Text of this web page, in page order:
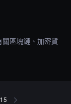
區塊鏈、加密貨